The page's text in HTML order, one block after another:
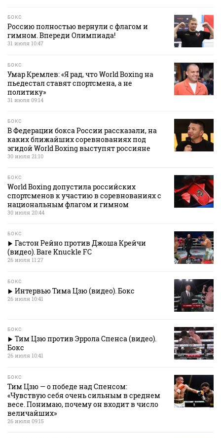
БОКС
Россию полностью вернули с флагом и
гимном. Впереди Олимпиада!
31 июля 10:47
БОКС
Умар Кремлев: «Я рад, что World Boxing на
пьедестал ставят спортсмена, а не
политику»
31 июля 09:14
БОКС
В Федерации бокса России рассказали, на
каких ближайших соревнованиях под
эгидой World Boxing выступят россияне
30 июля 21:10
БОКС
World Boxing допустила российских
спортсменов к участию в соревнованиях с
национальным флагом и гимном
30 июля 20:44
БОКС
Гастон Рейно против Джоша Крейчи
(видео). Bare Knuckle FC
26 июля 11:27
БОКС
Интервью Тима Цзю (видео). Бокс
26 июля 10:41
БОКС
Тим Цзю против Эррола Спенса (видео).
Бокс
26 июля 10:41
БОКС
Тим Цзю — о победе над Спенсом:
«Чувствую себя очень сильным в среднем
весе. Понимаю, почему он входит в число
величайших»
26 июля 09:15